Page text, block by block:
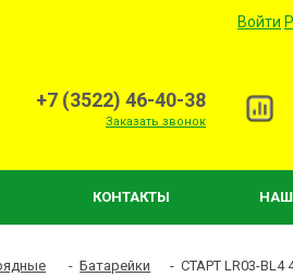
Войти
+7 (3522) 46-40-38
Заказать звонок
КОНТАКТЫ
- Батарейки
- СТАРТ LR03-BL4